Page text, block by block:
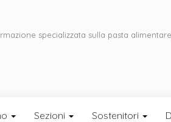
specializzata sulla pasta
Sezioni Sostenitori